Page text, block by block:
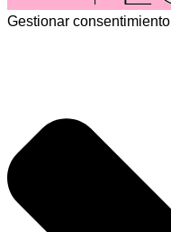
Gestionar consentimiento